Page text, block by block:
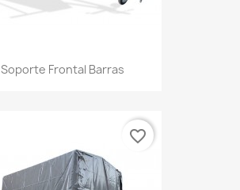
Soporte Frontal Barras
favorite_border